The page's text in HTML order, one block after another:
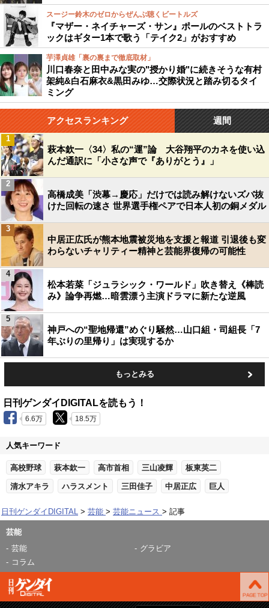
スージー鈴木のゼロからぜんぶ聴くビートルズ
『マザー・ネイチャーズ・サン』ポールのベストトラ
ックはギター1本で歌う「テイク2」がおすすめ
芋澤貞雄「裏の裏まで徹底取材」
川口春奈と田中みな実の"授かり婚"に続きそうな有村
架純&白石麻衣&黒田みゆ…交際状況と踏み切るタイ
ミング
アクセスランキング 週間
萩本欽一〈34〉私の“運”論 大谷翔平のカネを使い込
んだ通訳に「小さな声で『ありがとう』」
1
高橋成美「渋幕→慶応」だけでは読み解けないズバ抜
けた回転の速さ 世界選手権ペアで日本人初の銅メダル
2
中居正広氏が熊本地震被災地を支援と報道 引退後も変
わらないチャリティー精神と芸能界復帰の可能性
3
松本若菜「ジュラシック・ワールド」吹き替え《棒読
み》論争再燃…暗雲漂う主演ドラマに新たな逆風
4
神戸への“聖地帰還”めぐり騒然…山口組・司組長「7
年ぶりの里帰り」は実現するか
5
もっとみる
日刊ゲンダイDIGITALを読もう！
6.6万 18.5万
人気キーワード
高校野球 萩本欽一 高市首相 三山凌輝 板東英二
清水アキラ ハラスメント 三田佳子 中居正広 巨人
日刊ゲンダイDIGITAL 芸能 芸能ニュース 記事
芸能
芸能
グラビア
コラム